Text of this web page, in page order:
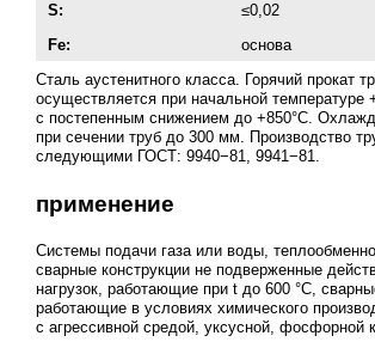
S:
≤0,02
Fe:
основа
Сталь аустенитного класса. Горячий прокат
осуществляется при начальной температуре
с постепенным снижением до +850°С.
при сечении труб до 300 мм. Производство
следующими ГОСТ: 9940−81, 9941−81.
применение
Системы подачи газа или воды,
сварные конструкции не подверженные
нагрузок, работающие при t до 600 °C,
работающие в условиях химического
с агрессивной средой, уксусной, фосфорной